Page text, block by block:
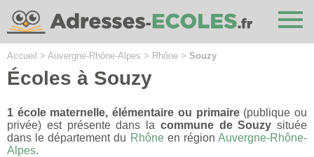
Accueil > Auvergne-Rhône-Alpes > Rhône > Souzy
Écoles à Souzy
1 école maternelle, élémentaire ou primaire(publique ou
privée) est présente dans la commune de Souzy située
dans le département du Rhôneen régionAuvergne-Rhône-
Alpes.